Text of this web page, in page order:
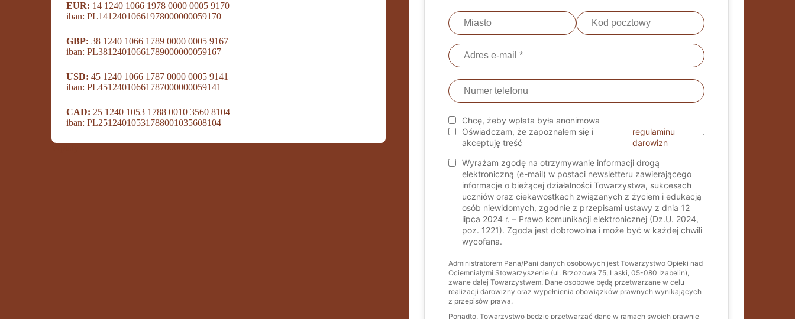
EUR: 14 1240 1066 1978 0000 0005 9170
iban: PL14124010661978000000059170
GBP: 38 1240 1066 1789 0000 0005 9167
iban: PL38124010661789000000059167
USD: 45 1240 1066 1787 0000 0005 9141
iban: PL45124010661787000000059141
CAD: 25 1240 1053 1788 0010 3560 8104
iban: PL25124010531788001035608104
Email
Chcę, żeby wpłata była anonimowa
Oświadczam, że zapoznałem się i
akceptuję treść
regulaminu
darowizn
.
Wyrażam zgodę na otrzymywanie informacji drogą
elektroniczną (e-mail) w postaci newsletteru zawierającego
informacje o bieżącej działalności Towarzystwa, sukcesach
uczniów oraz ciekawostkach związanych z życiem i edukacją
osób niewidomych, zgodnie z przepisami ustawy z dnia 12
lipca 2024 r. – Prawo komunikacji elektronicznej (Dz.U. 2024,
poz. 1221). Zgoda jest dobrowolna i może być w każdej chwili
wycofana.
Administratorem Pana/Pani danych osobowych jest Towarzystwo Opieki nad
Ociemniałymi Stowarzyszenie (ul. Brzozowa 75, Laski, 05-080 Izabelin),
zwane dalej Towarzystwem. Dane osobowe będą przetwarzane w celu
realizacji darowizny oraz wypełnienia obowiązków prawnych wynikających
z przepisów prawa.
Ponadto, Towarzystwo będzie przetwarzać dane w ramach swoich prawnie